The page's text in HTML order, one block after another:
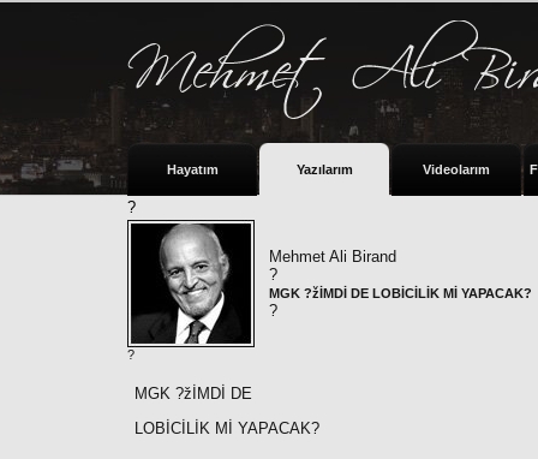
Hayatım Yazılarım Videolarım
?
Mehmet Ali Birand
?
MGK ?žİMDİ DE LOBİCİLİK Mİ YAPACAK?
?
?
MGK ?žİMDİ DE
LOBİCİLİK Mİ YAPACAK?